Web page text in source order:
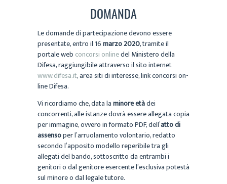
DOMANDA
Le domande di partecipazione devono essere
presentate, entro il 16marzo 2020, tramite il
portale web concorsi onlinedel Ministero della
Difesa, raggiungibile attraverso il sito internet
www.difesa.it, area siti di interesse, link concorsi on-
line Difesa.
Vi ricordiamo che, data laminore etàdei
concorrenti, alle istanze dovrà essere allegata copia
per immagine, ovvero in formato PDF, dell’atto di
assensoper l’arruolamento volontario, redatto
secondo l’apposito modello reperibile tra gli
allegati del bando, sottoscritto da entrambi i
genitori o dal genitore esercente l’esclusiva potestà
sul minore o dal legale tutore.